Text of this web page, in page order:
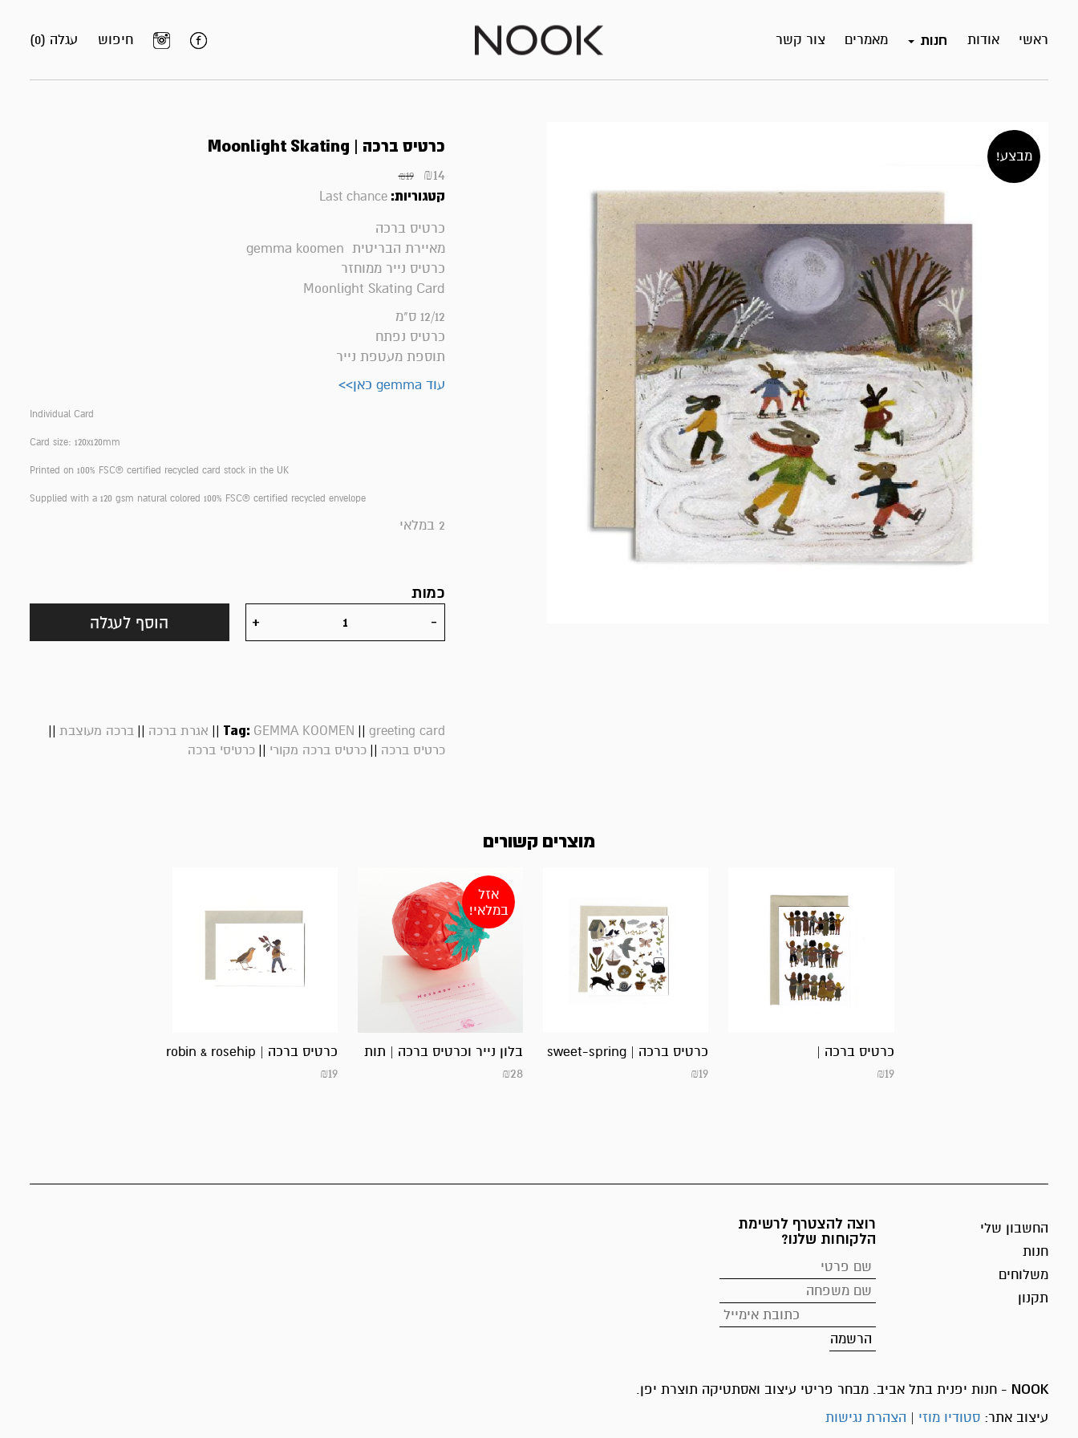
ראשי אודות חנות מאמרים צור קשר עגלה (0) חיפוש
מבצע! כרטיס ברכה | Moonlight Skating
₪19 ₪14
קטגוריות: Last chance
כרטיס ברכה
מאיירת הבריטית gemma koomen
כרטיס נייר ממוחזר
Moonlight Skating Card
12/12 ס"מ
כרטיס נפתח
תוספת מעטפת נייר
עוד gemma כאן>>
Individual Card
Card size: 120x120mm
Printed on 100% FSC® certified recycled card stock in the UK
Supplied with a 120 gsm natural colored 100% FSC® certified recycled envelope
2 במלאי
כמות
הוסף לעגלה
Tag: GEMMA KOOMEN || greeting card
|| אגרת ברכה ||ברכה מעוצבת ||
כרטיס ברכה ||כרטיס ברכה מקורי ||כרטיסי ברכה
מוצרים קשורים
כרטיס ברכה |
₪19
כרטיס ברכה | sweet-spring
₪19
אזל
במלאי!
בלון נייר וכרטיס ברכה | תות
₪28
כרטיס ברכה | robin & rosehip
₪19
החשבון שלי
חנות
משלוחים
תקנון
רוצה להצטרף לרשימת
הלקוחות שלנו?
NOOK - חנות יפנית בתל אביב. מבחר פריטי עיצוב ואסתטיקה תוצרת יפן.
עיצוב אתר: סטודיו מוזי | הצהרת נגישות